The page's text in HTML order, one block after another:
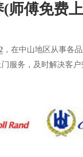
师傅免费
，在中山地区从事各
服务，及时解决客户